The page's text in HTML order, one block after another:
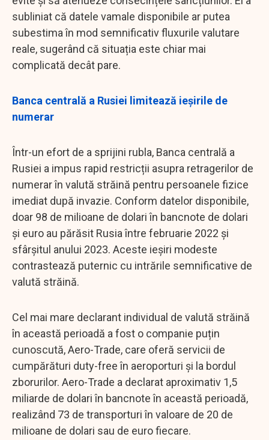
subliniat că datele vamale disponibile ar putea
subestima în mod semnificativ fluxurile valutare
reale, sugerând că situația este chiar mai
complicată decât pare.
Banca centrală a Rusiei limitează ieșirile de
numerar
Într-un efort de a sprijini rubla, Banca centrală a
Rusiei a impus rapid restricții asupra retragerilor de
numerar în valută străină pentru persoanele fizice
imediat după invazie. Conform datelor disponibile,
doar 98 de milioane de dolari în bancnote de dolari
și euro au părăsit Rusia între februarie 2022 și
sfârșitul anului 2023. Aceste ieșiri modeste
contrastează puternic cu intrările semnificative de
valută străină.
Cel mai mare declarant individual de valută străină
în această perioadă a fost o companie puțin
cunoscută, Aero-Trade, care oferă servicii de
cumpărături duty-free în aeroporturi și la bordul
zborurilor. Aero-Trade a declarat aproximativ 1,5
miliarde de dolari în bancnote în această perioadă,
realizând 73 de transporturi în valoare de 20 de
milioane de dolari sau de euro fiecare.